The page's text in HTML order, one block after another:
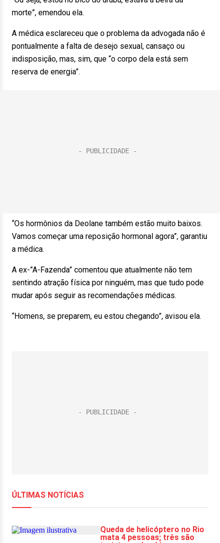
morte”, emendou ela.
A médica esclareceu que o problema da advogada não é
pontualmente a falta de desejo sexual, cansaço ou
indisposição, mas, sim, que “o corpo dela está sem
reserva de energia”.
“Os hormônios da Deolane também estão muito baixos.
Vamos começar uma reposição hormonal agora”, garantiu
a médica.
A ex-”A-Fazenda” comentou que atualmente não tem
sentindo atração física por ninguém, mas que tudo pode
mudar após seguir as recomendações médicas.
“Homens, se preparem, eu estou chegando”, avisou ela.